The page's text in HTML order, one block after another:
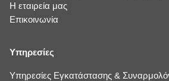
Η εταιρεία μας
Επικοινωνία
Υπηρεσίες
Υπηρεσίες Εγκατάστασης &